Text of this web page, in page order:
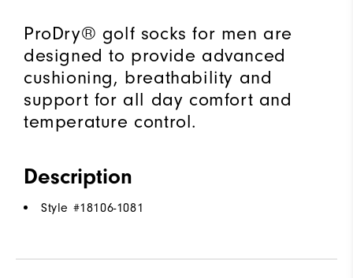
ProDry® golf socks for men are
designed to provide advanced
cushioning, breathability and
support for all day comfort and
temperature control.
Description
Style #18106-1081